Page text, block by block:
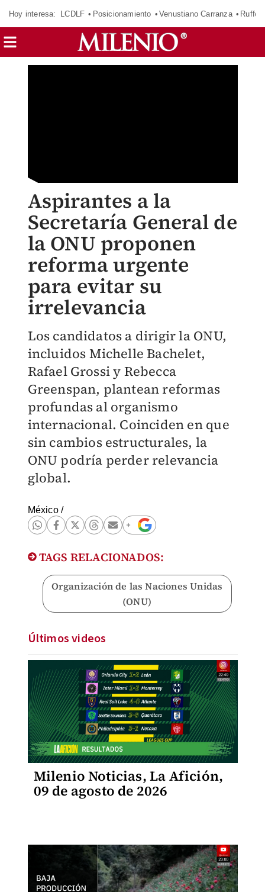
Hoy interesa: LCDLF Posicionamiento Venustiano Carranza Ruffo
Aspirantes a la
Secretaría General de
la ONU proponen
reforma urgente
para evitar su
irrelevancia
Los candidatos a dirigir la ONU,
incluidos Michelle Bachelet,
Rafael Grossi y Rebecca
Greenspan, plantean reformas
profundas al organismo
internacional. Coinciden en que
sin cambios estructurales, la
ONU podría perder relevancia
global.
México/
TAGS RELACIONADOS:
Organización de las Naciones Unidas
(ONU)
Últimos videos
Milenio Noticias, La Afición,
09 de agosto de 2026